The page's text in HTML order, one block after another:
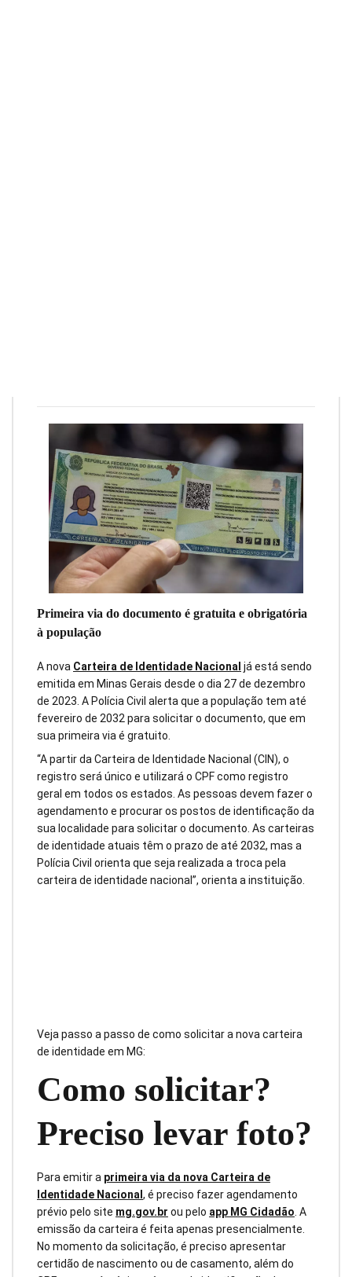
Primeira via do documento é gratuita e obrigatória
à população
A nova Carteira de Identidade Nacional já está sendo
emitida em Minas Gerais desde o dia 27 de dezembro
de 2023. A Polícia Civil alerta que a população tem até
fevereiro de 2032 para solicitar o documento, que em
sua primeira via é gratuito.
“A partir da Carteira de Identidade Nacional (CIN), o
registro será único e utilizará o CPF como registro
geral em todos os estados. As pessoas devem fazer o
agendamento e procurar os postos de identificação da
sua localidade para solicitar o documento. As carteiras
de identidade atuais têm o prazo de até 2032, mas a
Polícia Civil orienta que seja realizada a troca pela
carteira de identidade nacional”, orienta a instituição.
Veja passo a passo de como solicitar a nova carteira
de identidade em MG:
Como solicitar?
Preciso levar foto?
Para emitir a primeira via da nova Carteira de
Identidade Nacional , é preciso fazer agendamento
prévio pelo site mg.gov.br ou pelo app MG Cidadão . A
emissão da carteira é feita apenas presencialmente.
No momento da solicitação, é preciso apresentar
certidão de nascimento ou de casamento, além do